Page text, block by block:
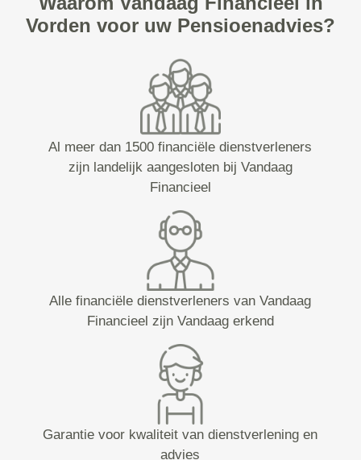
Vorden voor uw Pensioenadvies?
Al meer dan 1500 financiële dienstverleners
zijn landelijk aangesloten bij Vandaag
Financieel
Alle financiële dienstverleners van Vandaag
Financieel zijn Vandaag erkend
Garantie voor kwaliteit van dienstverlening en
advies